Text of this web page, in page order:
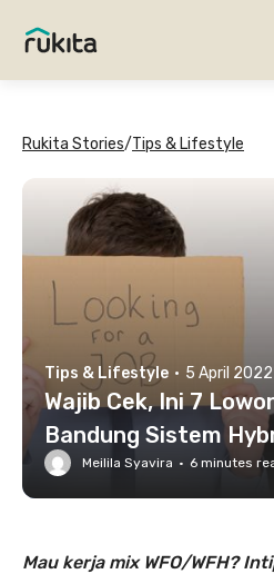
Rukita Stories/Tips & Lifestyle
Tips & Lifestyle · 5 April 2022
Wajib Cek, Ini 7
Bandung Sistem
Meilila Syavira · 6 minutes
Mau kerja mix WFO/WFH?